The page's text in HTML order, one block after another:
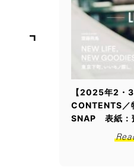
【2025年2・3
CONTENTS／
SNAP 表紙：